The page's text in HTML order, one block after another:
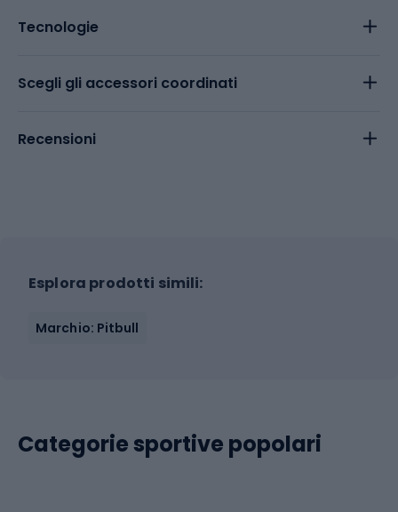
Tecnologie
Scegli gli accessori coordinati
Recensioni
Esplora prodotti simili:
Marchio: Pitbull
Categorie sportive popolari